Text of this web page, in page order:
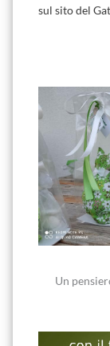
sul sito del
Un